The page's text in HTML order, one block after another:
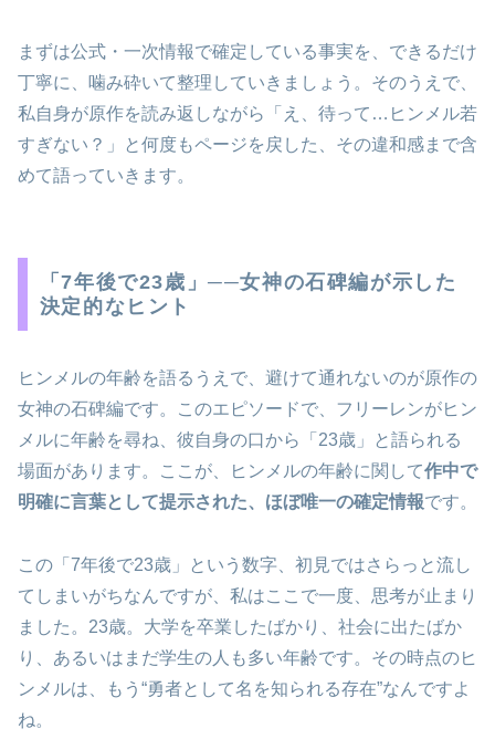
まずは公式・一次情報で確定している事実を、できるだけ
丁寧に、噛み砕いて整理していきましょう。そのうえで、
私自身が原作を読み返しながら「え、待って…ヒンメル若
すぎない？」と何度もページを戻した、その違和感まで含
めて語っていきます。
「7年後で23歳」──女神の石碑編が示した
決定的なヒント
ヒンメルの年齢を語るうえで、避けて通れないのが原作の
女神の石碑編です。このエピソードで、フリーレンがヒン
メルに年齢を尋ね、彼自身の口から「23歳」と語られる
場面があります。ここが、ヒンメルの年齢に関して作中で
明確に言葉として提示された、ほぼ唯一の確定情報です。
この「7年後で23歳」という数字、初見ではさらっと流し
てしまいがちなんですが、私はここで一度、思考が止まり
ました。23歳。大学を卒業したばかり、社会に出たばか
り、あるいはまだ学生の人も多い年齢です。その時点のヒ
ンメルは、もう“勇者として名を知られる存在”なんですよ
ね。